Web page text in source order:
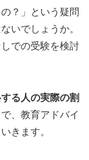
？」という疑問
いでしょうか。
での受験を検討
る人の実際の割
、教育アドバイ
きます。